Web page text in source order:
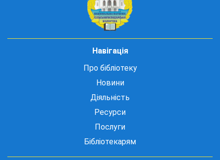
Навігація
Про бібліотеку
Новини
Діяльність
Ресурси
Послуги
Бібліотекарям